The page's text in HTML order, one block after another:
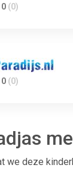
(0)
(0)
we deze